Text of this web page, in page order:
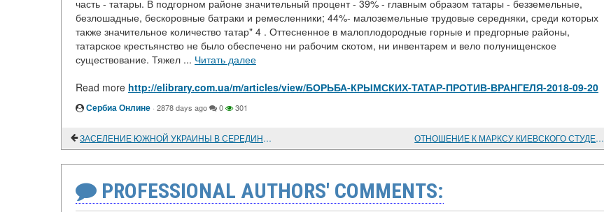
часть - татары. В подгорном районе значительный процент - 39% - главным образом татары - безземельные,
безлошадные, бескоровные батраки и ремесленники; 44%- малоземельные трудовые середняки, среди которых
также значительное количество татар" 4 . Оттесненное в малоплодородные горные и предгорные районы,
татарское крестьянство не было обеспечено ни рабочим скотом, ни инвентарем и вело полунищенское
существование. Тяжел ... Читать далее
Read more http://elibrary.com.ua/m/articles/view/БОРЬБА-КРЫМСКИХ-ТАТАР-ПРОТИВ-ВРАНГЕЛЯ-2018-09-20
Сербиа Онлине · 2878 days ago 0 301
ЗАСЕЛЕНИЕ ЮЖНОЙ УКРАИНЫ В СЕРЕДИНЕ XVIII ВЕКА* ОТНОШЕНИЕ К МАРКСУ КИЕВСКОГО СТУДЕНЧЕСТВА В 1884 ГОДУ
PROFESSIONAL AUTHORS' COMMENTS: